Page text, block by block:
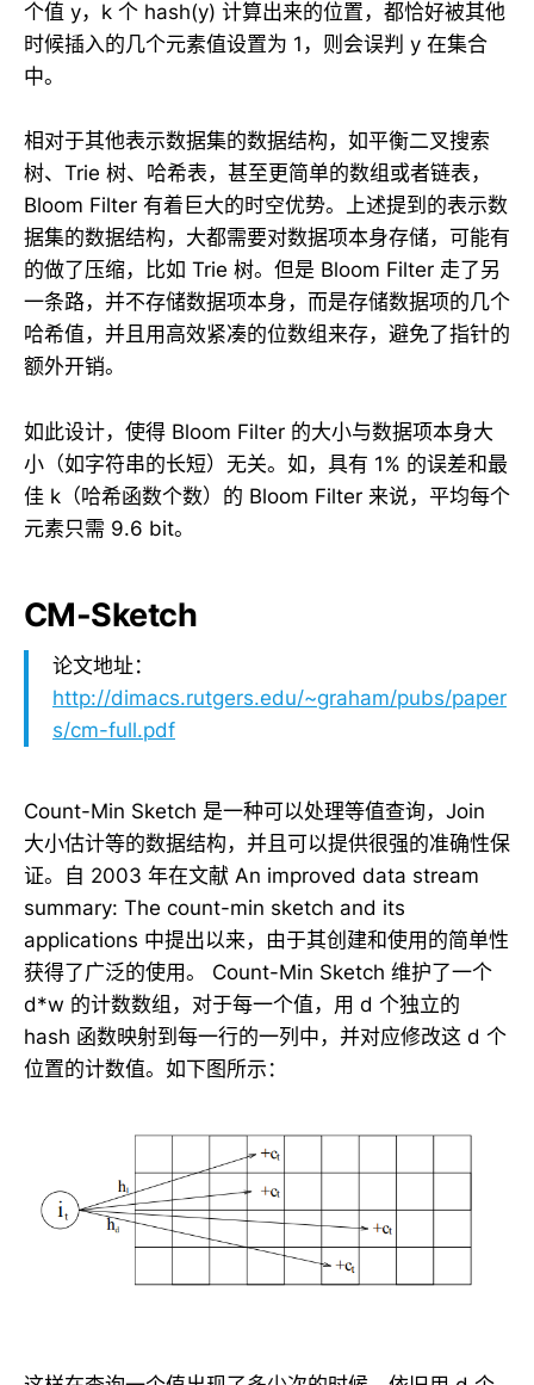
个值 y，k 个 hash(y) 计算出来的位置，都恰好被其他
时候插入的几个元素值设置为 1，则会误判 y 在集合
中。
相对于其他表示数据集的数据结构，如平衡二叉搜索
树、Trie 树、哈希表，甚至更简单的数组或者链表，
Bloom Filter 有着巨大的时空优势。上述提到的表示数
据集的数据结构，大都需要对数据项本身存储，可能有
的做了压缩，比如 Trie 树。但是 Bloom Filter 走了另
一条路，并不存储数据项本身，而是存储数据项的几个
哈希值，并且用高效紧凑的位数组来存，避免了指针的
额外开销。
如此设计，使得 Bloom Filter 的大小与数据项本身大
小（如字符串的长短）无关。如，具有 1% 的误差和最
佳 k（哈希函数个数）的 Bloom Filter 来说，平均每个
元素只需 9.6 bit。
CM-Sketch
论文地址：
http://dimacs.rutgers.edu/~graham/pubs/paper
s/cm-full.pdf
Count-Min Sketch 是一种可以处理等值查询，Join
大小估计等的数据结构，并且可以提供很强的准确性保
证。自 2003 年在文献 An improved data stream
summary: The count-min sketch and its
applications 中提出以来，由于其创建和使用的简单性
获得了广泛的使用。 Count-Min Sketch 维护了一个
d*w 的计数数组，对于每一个值，用 d 个独立的
hash 函数映射到每一行的一列中，并对应修改这 d 个
位置的计数值。如下图所示：